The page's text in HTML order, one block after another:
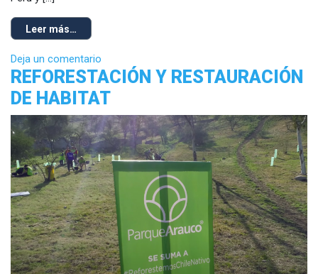
Leer más…
Deja un comentario
REFORESTACIÓN Y RESTAURACIÓN
DE HABITAT